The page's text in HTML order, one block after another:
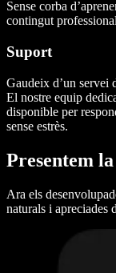
Sense corba
contingut
Suport
Gaudeix d’un servei
El nostre equip
disponible per
sense estrès.
Presentem
Ara els
naturals i apreciades